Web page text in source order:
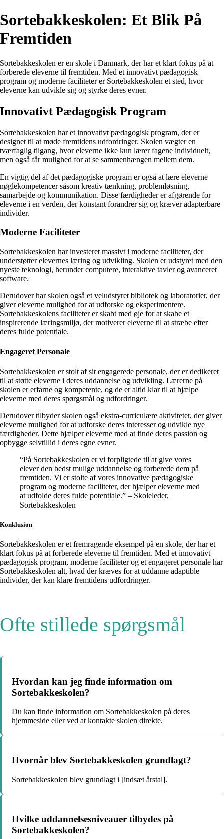
Sortebakkeskolen: Et Blik På
Fremtiden
Sortebakkeskolen er en skole i Danmark, der har et klart fokus på at
forberede eleverne til fremtiden. Med et innovativt pædagogisk
program og moderne faciliteter er Sortebakkeskolen et sted, hvor
eleverne kan udvikle sig og styrke deres evner.
Innovativt Pædagogisk Program
Sortebakkeskolen har et innovativt pædagogisk program, der er
designet til at møde fremtidens udfordringer. Skolen vægter en
tværfaglig tilgang, hvor eleverne ikke kun lærer fagene individuelt,
men også får mulighed for at se sammenhængen mellem dem.
En vigtig del af det pædagogiske program er også at lære eleverne
nøglekompetencer såsom kreativ tænkning, problemløsning,
samarbejde og kommunikation. Disse færdigheder er afgørende for
eleverne i en verden, der konstant forandrer sig og kræver adapterbare
individer.
Moderne Faciliteter
Sortebakkeskolen har investeret massivt i moderne faciliteter, der
understøtter elevernes læring og udvikling. Skolen er udstyret med den
nyeste teknologi, herunder computere, interaktive tavler og avanceret
software.
Derudover har skolen også et veludstyret bibliotek og laboratorier, der
giver eleverne mulighed for at udforske og eksperimentere.
Sortebakkeskolens faciliteter er skabt med øje for at skabe et
inspirerende læringsmiljø, der motiverer eleverne til at stræbe efter
deres fulde potentiale.
Engageret Personale
Sortebakkeskolen er stolt af sit engagerede personale, der er dedikeret
til at støtte eleverne i deres uddannelse og udvikling. Lærerne på
skolen er erfarne og kompetente, og de er altid klar til at hjælpe
eleverne med deres spørgsmål og udfordringer.
Derudover tilbyder skolen også ekstra-curriculære aktiviteter, der giver
eleverne mulighed for at udforske deres interesser og udvikle nye
færdigheder. Dette hjælper eleverne med at finde deres passion og
opbygge selvtillid i deres egne evner.
“På Sortebakkeskolen er vi forpligtede til at give vores
elever den bedst mulige uddannelse og forberede dem på
fremtiden. Vi er stolte af vores innovative pædagogiske
program og moderne faciliteter, der hjælper eleverne med
at udfolde deres fulde potentiale.” – Skoleleder,
Sortebakkeskolen
Konklusion
Sortebakkeskolen er et fremragende eksempel på en skole, der har et
klart fokus på at forberede eleverne til fremtiden. Med et innovativt
pædagogisk program, moderne faciliteter og et engageret personale har
Sortebakkeskolen alt, hvad der kræves for at uddanne adaptible
individer, der kan klare fremtidens udfordringer.
Ofte stillede spørgsmål
Hvordan kan jeg finde information om
Sortebakkeskolen?
Du kan finde information om Sortebakkeskolen på deres
hjemmeside eller ved at kontakte skolen direkte.
Hvornår blev Sortebakkeskolen grundlagt?
Sortebakkeskolen blev grundlagt i [indsæt årstal].
Hvilke uddannelsesniveauer tilbydes på
Sortebakkeskolen?